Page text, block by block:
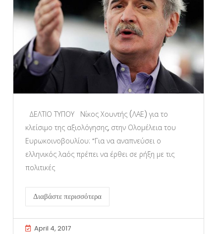
ΔΕΛΤΙΟ ΤΥΠΟΥ Νίκος Χουντής (ΛΑΕ) για το
κλείσιμο της αξιολόγησης, στην Ολομέλεια του
Ευρωκοινοβουλίου: “Για να αναπνεύσει ο
ελληνικός λαός πρέπει να έρθει σε ρήξη με τις
πολιτικές
Διαβάστε περισσότερα
April 4, 2017